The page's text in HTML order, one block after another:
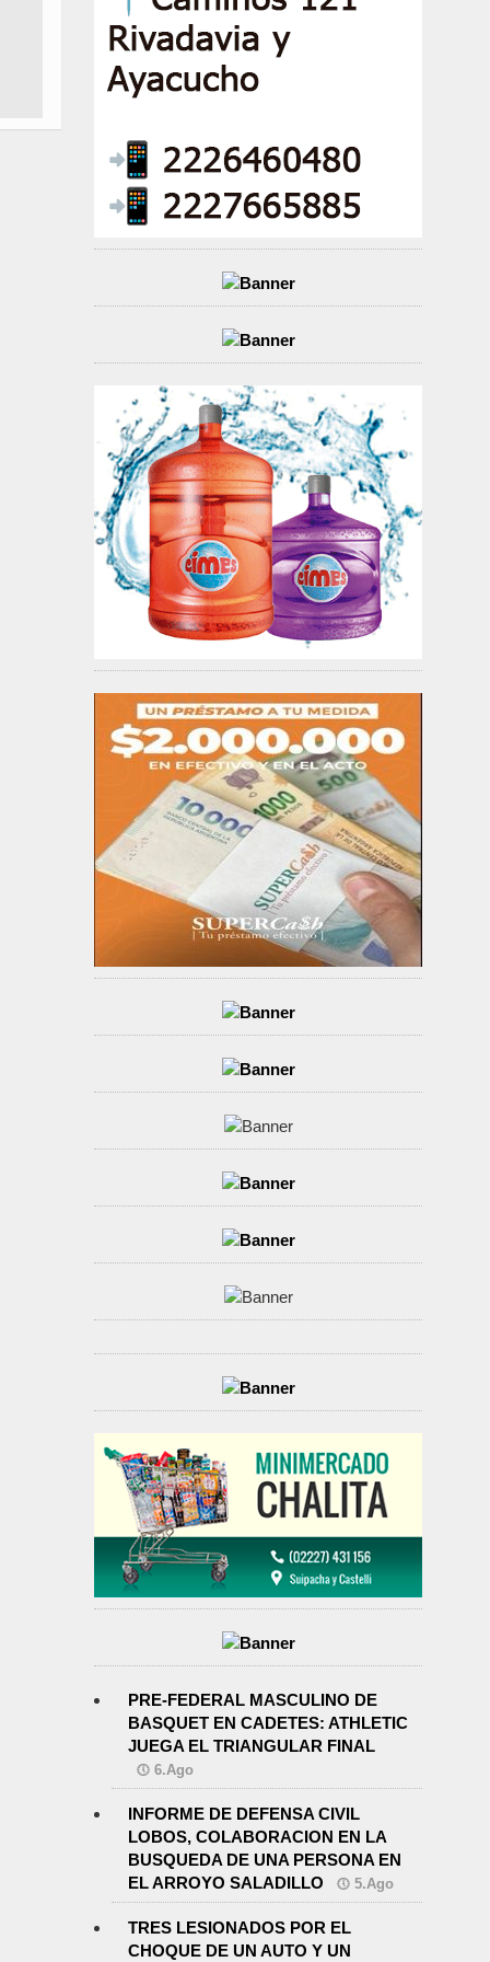
PRE-FEDERAL MASCULINO DE
BASQUET EN CADETES: ATHLETIC
JUEGA EL TRIANGULAR FINAL
6.Ago
INFORME DE DEFENSA CIVIL
LOBOS, COLABORACION EN LA
BUSQUEDA DE UNA PERSONA EN
EL ARROYO SALADILLO
5.Ago
TRES LESIONADOS POR EL
CHOQUE DE UN AUTO Y UN